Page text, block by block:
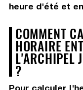
heure d'été et
COMMENT
HORAIRE
L'ARCHIPEL
?
Pour calculer